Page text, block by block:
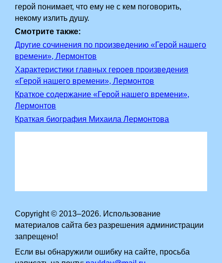
герой понимает, что ему не с кем поговорить,
некому излить душу.
Смотрите также:
Другие сочинения по произведению «Герой нашего
времени», Лермонтов
Характеристики главных героев произведения
«Герой нашего времени», Лермонтов
Краткое содержание «Герой нашего времени»,
Лермонтов
Краткая биография Михаила Лермонтова
Copyright © 2013–2026. Использование
материалов сайта без разрешения администрации
запрещено!
Если вы обнаружили ошибку на сайте, просьба